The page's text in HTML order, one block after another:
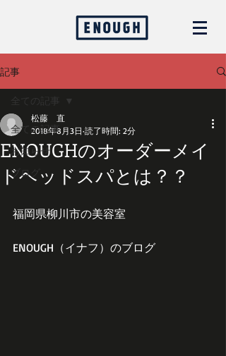
記事
全ての記事
お知らせ
ブログ
全ての記事
ENOUGHのオーダーメイ
ドヘッドスパとは？？
松藤 直
2018年8月3日 読了時間: 2分
福岡県柳川市の美容室
ENOUGH（イナフ）のブログ